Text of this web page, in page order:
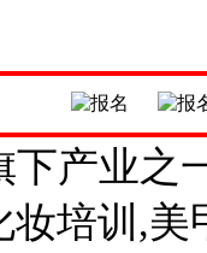
下产业之
妆培训,